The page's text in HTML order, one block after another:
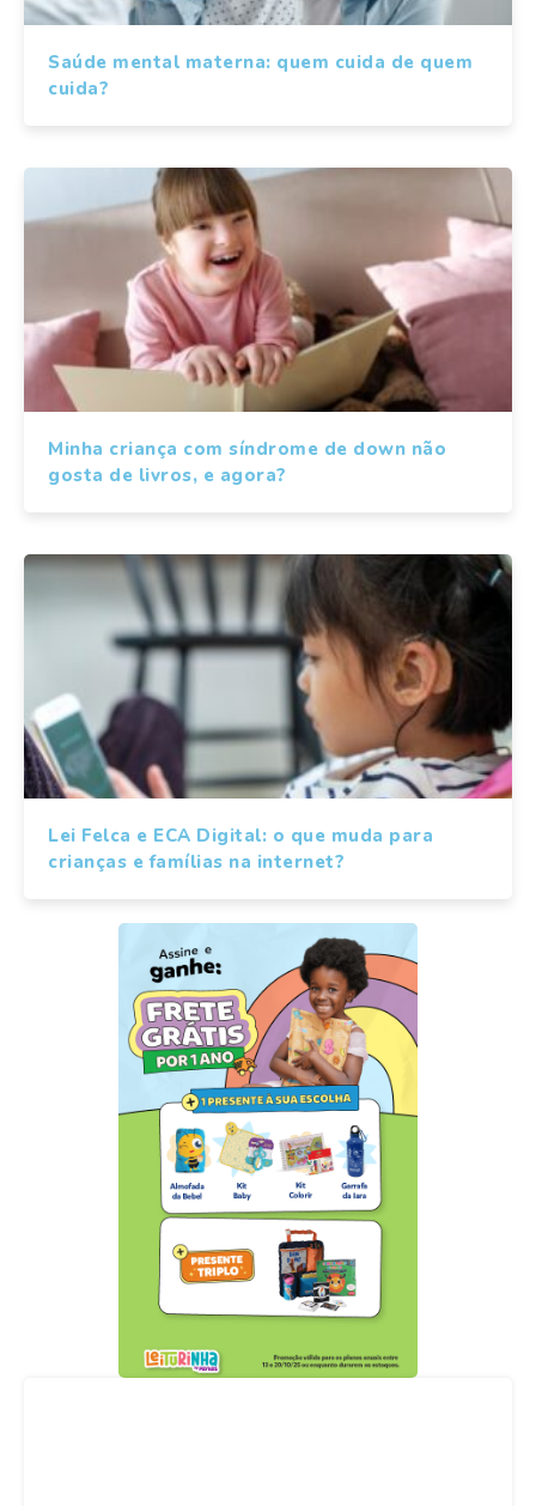
Saúde mental materna: quem cuida de quem
cuida?
Minha criança com síndrome de down não
gosta de livros, e agora?
Lei Felca e ECA Digital: o que muda para
crianças e famílias na internet?